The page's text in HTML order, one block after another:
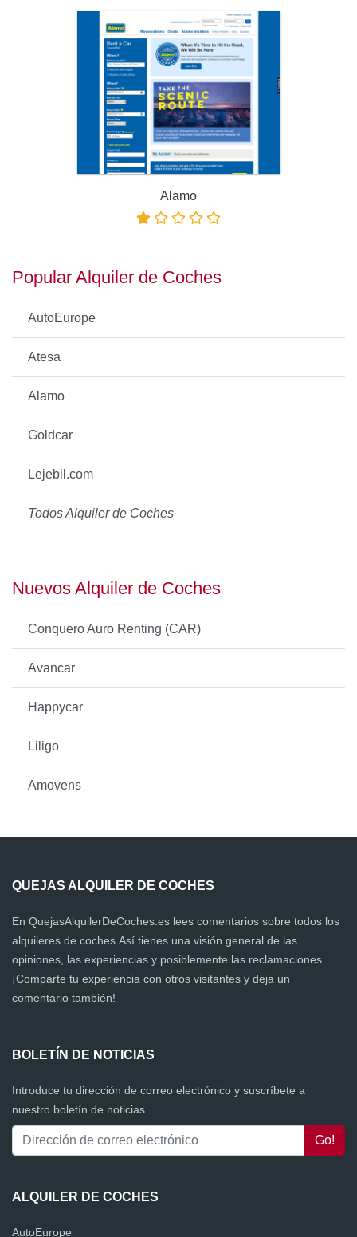
Alamo
Popular Alquiler de Coches
AutoEurope
Atesa
Alamo
Goldcar
Lejebil.com
Todos Alquiler de Coches
Nuevos Alquiler de Coches
Conquero Auro Renting (CAR)
Avancar
Happycar
Liligo
Amovens
QUEJAS ALQUILER DE COCHES
En QuejasAlquilerDeCoches.es lees comentarios sobre todos los
alquileres de coches.Así tienes una visión general de las
opiniones, las experiencias y posiblemente las reclamaciones.
¡Comparte tu experiencia con otros visitantes y deja un
comentario también!
BOLETÍN DE NOTICIAS
Introduce tu dirección de correo electrónico y suscríbete a
nuestro boletín de noticias.
ALQUILER DE COCHES
AutoEurope